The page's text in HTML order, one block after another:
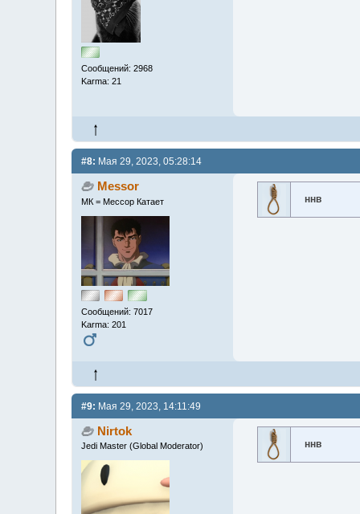
Сообщений: 2968
Karma: 21
#8: Мая 29, 2023, 05:28:14
Messor
МК = Мессор Катает
Сообщений: 7017
Karma: 201
ннв
#9: Мая 29, 2023, 14:11:49
Nirtok
Jedi Master (Global Moderator) ннв